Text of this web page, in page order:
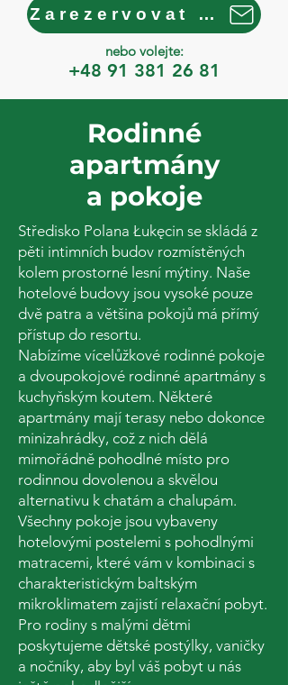
Zarezervovat hned
nebo volejte:
+48 91 381 26 81
Rodinné
apartmány
a pokoje
Středisko Polana Łukęcin se skládá z
pěti intimních budov rozmístěných
kolem prostorné lesní mýtiny. Naše
hotelové budovy jsou vysoké pouze
dvě patra a většina pokojů má přímý
přístup do resortu.
Nabízíme vícelůžkové rodinné pokoje
a dvoupokojové rodinné apartmány s
kuchyňským koutem. Některé
apartmány mají terasy nebo dokonce
minizahrádky, což z nich dělá
mimořádně pohodlné místo pro
rodinnou dovolenou a skvělou
alternativu k chatám a chalupám.
Všechny pokoje jsou vybaveny
hotelovými postelemi s pohodlnými
matracemi, které vám v kombinaci s
charakteristickým baltským
mikroklimatem zajistí relaxační pobyt.
Pro rodiny s malými dětmi
poskytujeme dětské postýlky, vaničky
a nočníky, aby byl váš pobyt u nás